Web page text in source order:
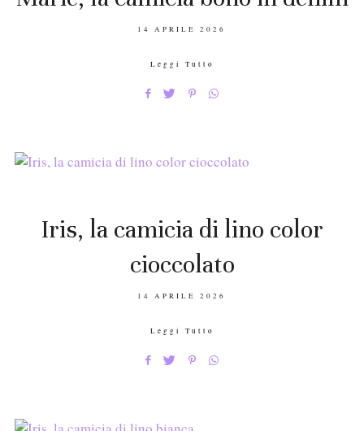
POSTED
14 APRILE 2026
Leggi Tutto
Iris, la camicia di lino color
cioccolato
POSTED
14 APRILE 2026
Leggi Tutto